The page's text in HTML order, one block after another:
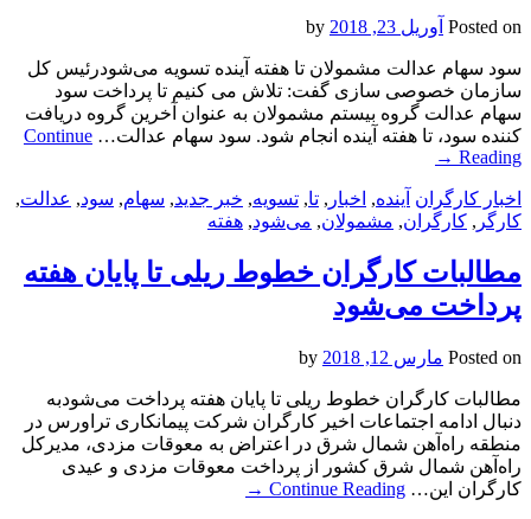
Posted on آوریل 23, 2018
سود سهام عدالت مشمولان تا هفته آینده تسویه می‌شودرئیس کل
سازمان خصوصی سازی گفت: تلاش می کنیم تا پرداخت سود
سهام عدالت گروه بیستم مشمولان به عنوان آخرین گروه دریافت
کننده سود، تا هفته آینده انجام شود. سود سهام عدالت… Continue
Reading
→
اخبار کارگران آینده, اخبار , تا, تسویه, خبر جدید, سهام, سود, عدالت,
کارگر , کارگران, مشمولان, می‌شود, هفته
مطالبات کارگران خطوط ریلی تا پایان هفته
پرداخت می‌شود
Posted on مارس 12, 2018
مطالبات کارگران خطوط ریلی تا پایان هفته پرداخت می‌شودبه
دنبال ادامه اجتماعات اخیر کارگران شرکت پیمانکاری تراورس در
منطقه راه‌آهن شمال شرق در اعتراض به معوقات مزدی، مدیرکل
راه‌آهن شمال شرق کشور از پرداخت معوقات مزدی و عیدی
کارگران این… Continue Reading
→